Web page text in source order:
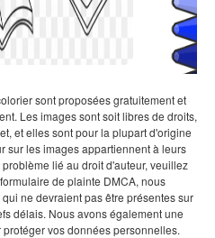
sont proposées gratuitement et
Les images sont soit libres de droits,
et elles sont pour la plupart d'origine
sur les images appartiennent à leurs
lié au droit d'auteur, veuillez
de plainte DMCA, nous
ne devraient pas être présentes sur
délais. Nous avons également une
vos données personnelles.